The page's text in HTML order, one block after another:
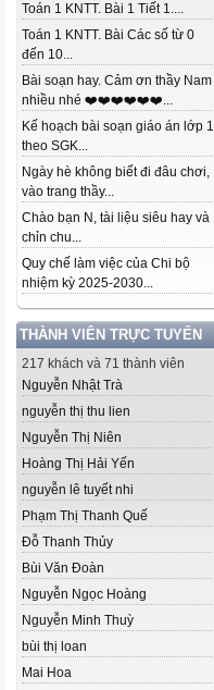
Toán 1 KNTT. Bài 1 Tiết 1....
Toán 1 KNTT. Bài Các số từ 0
đến 10...
Bài soạn hay. Cảm ơn thầy Nam
nhiều nhé ❤️❤️❤️❤️❤️❤️...
Kế hoạch bài soạn giáo án lớp 1
theo SGK...
Ngày hè không biết đi đâu chơi,
vào trang thầy...
Chào bạn N, tài liệu siêu hay và
chỉn chu...
Quy chế làm việc của Chi bộ
nhiệm kỳ 2025-2030...
THÀNH VIÊN TRỰC TUYẾN
217 khách và 71 thành viên
Nguyễn Nhật Trà
nguyễn thị thu lien
Nguyễn Thị Niên
Hoàng Thị Hải Yến
nguyễn lê tuyết nhi
Phạm Thị Thanh Quế
Đỗ Thanh Thủy
Bùi Văn Đoàn
Nguyễn Ngọc Hoàng
Nguyễn Minh Thuỳ
bùi thị loan
Mai Hoa